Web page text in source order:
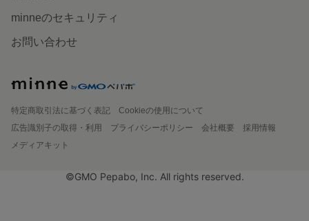
minneのセキュリティ
お問い合わせ
特定商取引法に基づく表記
Cookieの使用について
広告識別子の取得・利用
プライバシーポリシー 会社概要
採用情報
メディアキット
©GMO Pepabo, Inc. All rights reserved.